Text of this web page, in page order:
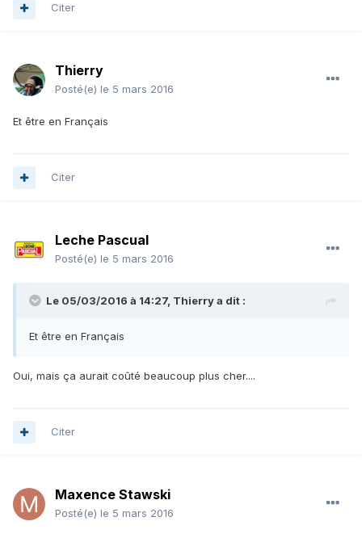
Citer
Thierry
Posté(e) le 5 mars 2016
Et être en Français
Citer
Leche Pascual
Posté(e) le 5 mars 2016
Le 05/03/2016 à 14:27, Thierry a dit :
Et être en Français
Oui, mais ça aurait coûté beaucoup plus cher....
Citer
Maxence Stawski
Posté(e) le 5 mars 2016